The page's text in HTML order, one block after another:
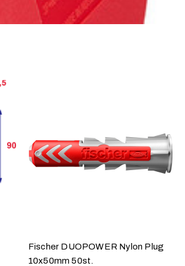
Fischer DUOPOWER Nylon Plug
10x50mm 50st.